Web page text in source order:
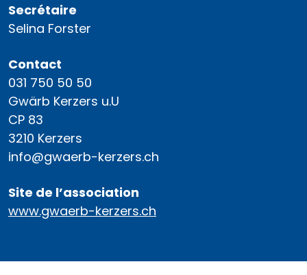
Secrétaire
Selina Forster
Contact
031 750 50 50
Gwärb Kerzers u.U
CP 83
3210 Kerzers
info@gwaerb-kerzers.ch
Site de l’association
www.gwaerb-kerzers.ch